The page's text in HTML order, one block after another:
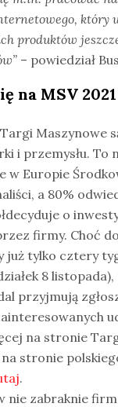
który
produktów
– powiedział
na MSV 2021
Maszynowe
i przemysłu. To
w Europie
a 80%
o
firmy. Choć
już tylko cztery
8 listopada),
przyjmują
na stronie
na stronie
.
nie zabraknie firm